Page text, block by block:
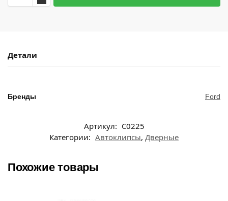
Детали
Бренды Ford
Артикул: C0225
Категории: Автоклипсы, Дверные
Похожие товары